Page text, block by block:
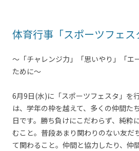
体育行事「スポーツフェス
～「チャレンジ力」「思いやり」「エ
ために～
6月9日(水)に「スポーツフェスタ」を
は、学年の枠を越えて、多くの仲間た
日です。勝ち負けにこだわらず、純粋
むこと。普段あまり関わりのない友だ
て関わること。仲間と協力したり、仲